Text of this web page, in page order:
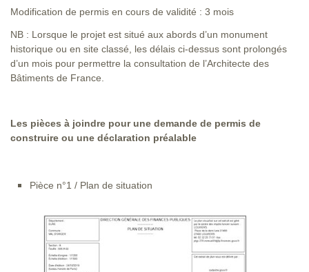
Modification de permis en cours de validité : 3 mois
NB : Lorsque le projet est situé aux abords d’un monument
historique ou en site classé, les délais ci-dessus sont prolongés
d’un mois pour permettre la consultation de l’Architecte des
Bâtiments de France.
Les pièces à joindre pour une demande de permis de
construire ou une déclaration préalable
Pièce n°1 / Plan de situation